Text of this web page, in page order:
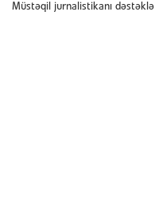
Müstəqil jurnalistikanı dəstəklə